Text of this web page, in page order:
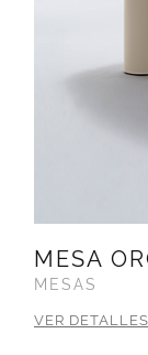
MESA
MESAS
VER DETALLES